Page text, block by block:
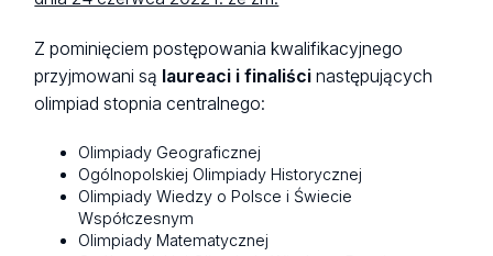
Z pominięciem postępowania kwalifikacyjnego
przyjmowani są laureaci i finaliści następujących
olimpiad stopnia centralnego:
Olimpiady Geograficznej
Ogólnopolskiej Olimpiady Historycznej
Olimpiady Wiedzy o Polsce i Świecie
Współczesnym
Olimpiady Matematycznej